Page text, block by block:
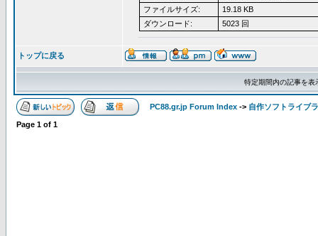
ファイルサイズ:
19.18 KB
ダウンロード:
5023 回
トップに戻る
特定期間内の記事を
PC88.gr.jp Forum Index -> 自作ソフトライブ
Page 1 of 1